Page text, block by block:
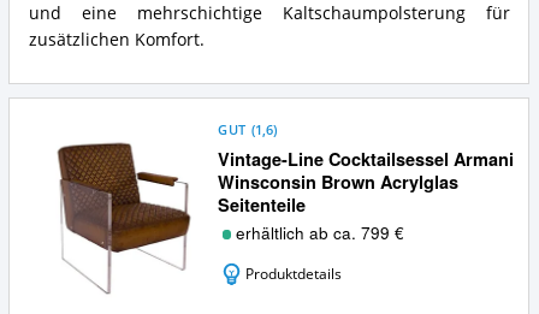
und eine mehrschichtige Kaltschaumpolsterung für
zusätzlichen Komfort.
Vintage-Line Cocktailsessel Armani
Winsconsin Brown Acrylglas
Seitenteile
GUT (1,6)
erhältlich ab ca. 799 €
Produktdetails